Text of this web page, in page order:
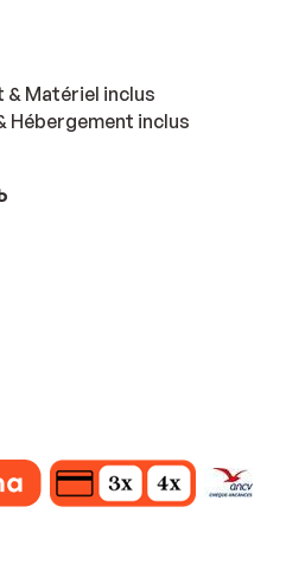
& Matériel inclus
Hébergement inclus